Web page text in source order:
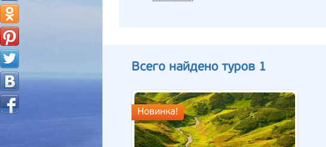
Всего найдено туров 1
Новинка!